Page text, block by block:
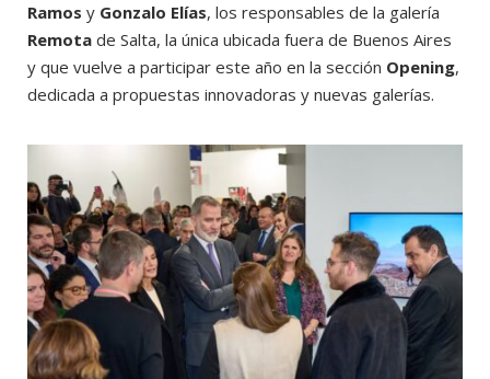
Ramos y Gonzalo Elías, los responsables de la galería
Remota de Salta, la única ubicada fuera de Buenos Aires
y que vuelve a participar este año en la sección Opening,
dedicada a propuestas innovadoras y nuevas galerías.